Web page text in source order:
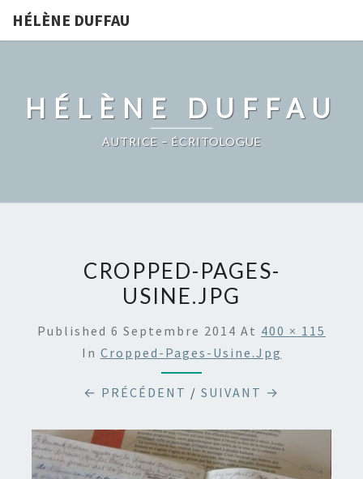
HÉLÈNE DUFFAU
HÉLÈNE DUFFAU
AUTRICE – ÉCRITOLOGUE
CROPPED-PAGES-
USINE.JPG
Published 6 Septembre 2014 At 400 × 115
In Cropped-Pages-Usine.jpg
← PRÉCÉDENT / SUIVANT →